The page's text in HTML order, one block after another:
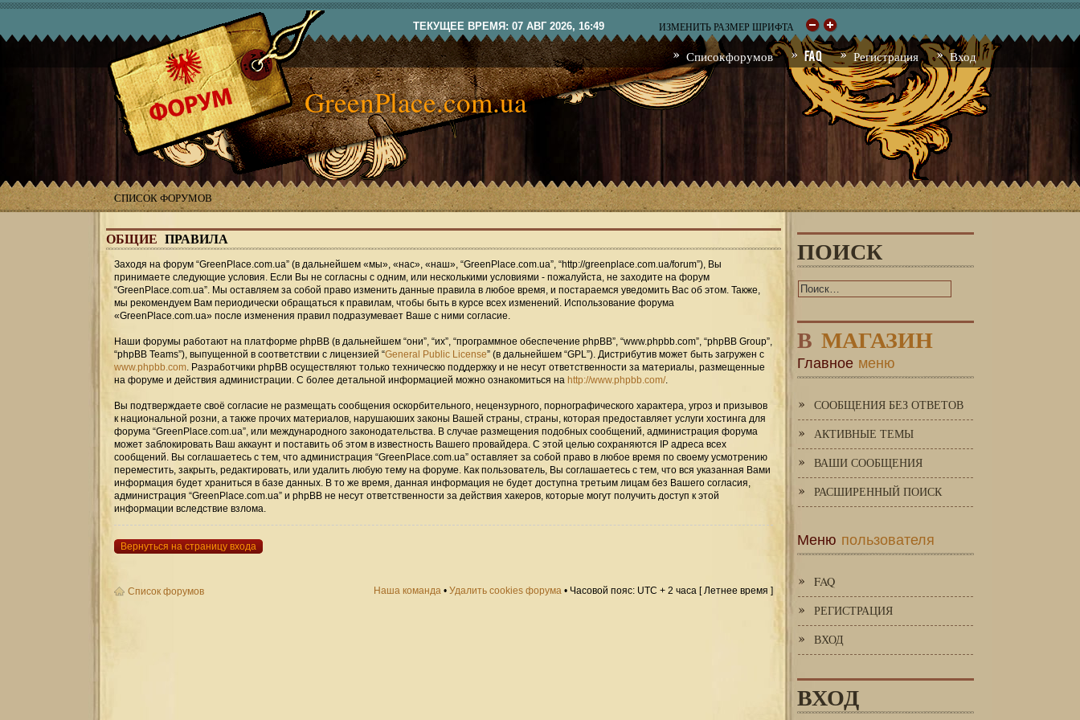
ТЕКУЩЕЕ ВРЕМЯ: 07 АВГ 2026, 16:49 ИЗМЕНИТЬ РАЗМЕР ШРИФТА
Список форумов FAQ Регистрация Вход
GreenPlace.com.ua
СПИСОК ФОРУМОВ
ОБЩИЕ ПРАВИЛА
Заходя на форум “GreenPlace.com.ua” (в дальнейшем «мы», «нас», «наш», “GreenPlace.com.ua”, “http://greenplace.com.ua/forum”), Вы
принимаете следующие условия. Если Вы не согласны с одним, или несколькими условиями - пожалуйста, не заходите на форум
“GreenPlace.com.ua”. Мы оставляем за собой право изменить данные правила в любое время, и постараемся уведомить Вас об этом. Также,
мы рекомендуем Вам периодически обращаться к правилам, чтобы быть в курсе всех изменений. Использование форума
«GreenPlace.com.ua» после изменения правил подразумевает Ваше с ними согласие.
Наши форумы работают на платформе phpBB (в дальнейшем “они”, “их”, “программное обеспечение phpBB”, “www.phpbb.com”, “phpBB Group”,
“phpBB Teams”), выпущенной в соответствии с лицензией “General Public License” (в дальнейшем “GPL”). Дистрибутив может быть загружен с
www.phpbb.com. Разработчики phpBB осуществляют только техническю поддержку и не несут ответственности за материалы, размещенные
на форуме и действия администрации. С более детальной информацией можно ознакомиться на http://www.phpbb.com/.
Вы подтверждаете своё согласие не размещать сообщения оскорбительного, нецензурного, порнографического характера, угроз и призывов
к национальной розни, а также прочих материалов, нарушаюших законы Вашей страны, страны, которая предоставляет услуги хостинга для
форума “GreenPlace.com.ua”, или международного законодательства. В случае размещения подобных сообщений, администрация форума
может заблокировать Ваш аккаунт и поставить об этом в известность Вашего провайдера. С этой целью сохраняются IP адреса всех
сообщений. Вы соглашаетесь с тем, что администрация “GreenPlace.com.ua” оставляет за собой право в любое время по своему усмотрению
переместить, закрыть, редактировать, или удалить любую тему на форуме. Как пользователь, Вы соглашаетесь с тем, что вся указанная Вами
информация будет храниться в базе данных. В то же время, данная информация не будет доступна третьим лицам без Вашего согласия,
администрация “GreenPlace.com.ua” и phpBB не несут ответственности за действия хакеров, которые могут получить доступ к этой
информации вследствие взлома.
Вернуться на страницу входа
Список форумов Наша команда • Удалить cookies форума • Часовой пояс: UTC + 2 часа [ Летнее время ]
ПОИСК
В МАГАЗИН
Главное меню
СООБЩЕНИЯ БЕЗ ОТВЕТОВ
АКТИВНЫЕ ТЕМЫ
ВАШИ СООБЩЕНИЯ
РАСШИРЕННЫЙ ПОИСК
Меню пользователя
FAQ
РЕГИСТРАЦИЯ
ВХОД
ВХОД